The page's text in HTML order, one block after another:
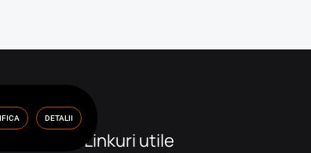
Linkuri utile
DETALII